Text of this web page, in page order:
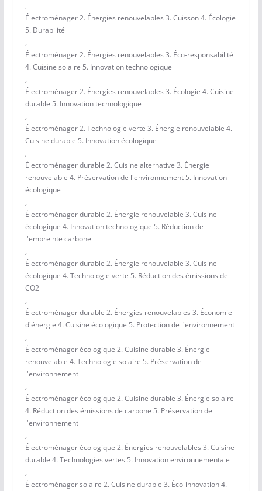
,
Électroménager 2. Énergies renouvelables 3. Cuisson 4. Écologie
5. Durabilité
,
Électroménager 2. Énergies renouvelables 3. Éco-responsabilité
4. Cuisine solaire 5. Innovation technologique
,
Électroménager 2. Énergies renouvelables 3. Écologie 4. Cuisine
durable 5. Innovation technologique
,
Électroménager 2. Technologie verte 3. Énergie renouvelable 4.
Cuisine durable 5. Innovation écologique
,
Électroménager durable 2. Cuisine alternative 3. Énergie
renouvelable 4. Préservation de l'environnement 5. Innovation
écologique
,
Électroménager durable 2. Énergie renouvelable 3. Cuisine
écologique 4. Innovation technologique 5. Réduction de
l'empreinte carbone
,
Électroménager durable 2. Énergie renouvelable 3. Cuisine
écologique 4. Technologie verte 5. Réduction des émissions de
CO2
,
Électroménager durable 2. Énergies renouvelables 3. Économie
d'énergie 4. Cuisine écologique 5. Protection de l'environnement
,
Électroménager écologique 2. Cuisine durable 3. Énergie
renouvelable 4. Technologie solaire 5. Préservation de
l'environnement
,
Électroménager écologique 2. Cuisine durable 3. Énergie solaire
4. Réduction des émissions de carbone 5. Préservation de
l'environnement
,
Électroménager écologique 2. Énergies renouvelables 3. Cuisine
durable 4. Technologies vertes 5. Innovation environnementale
,
Électroménager solaire 2. Cuisine durable 3. Éco-innovation 4.